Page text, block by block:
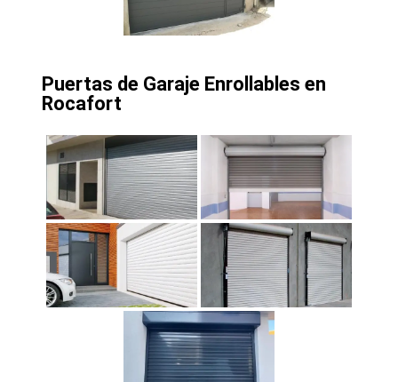
Puertas de Garaje Enrollables en
Rocafort